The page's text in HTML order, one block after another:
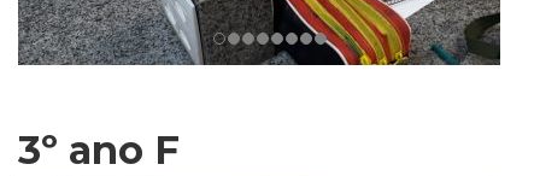
3º ano F